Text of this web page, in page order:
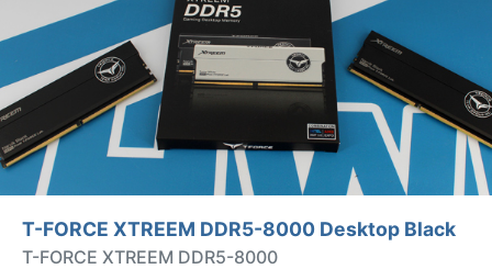
T-FORCE XTREEM DDR5-8000 Desktop Black
T-FORCE XTREEM DDR5-8000